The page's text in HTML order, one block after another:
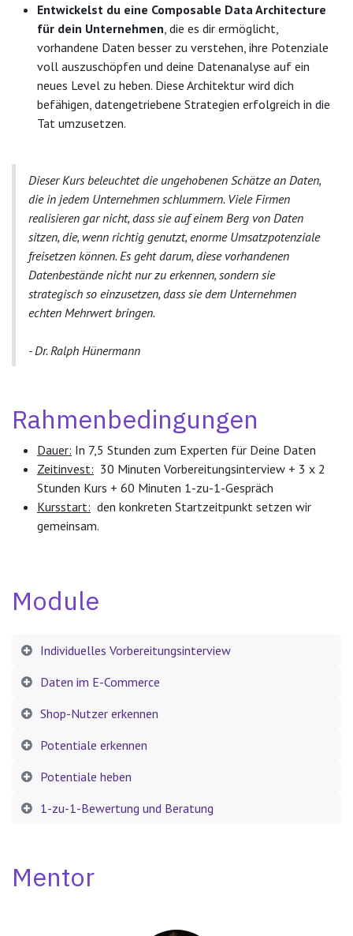
Entwickelst du eine Composable Data Architecture
für dein Unternehmen , die es dir ermöglicht,
vorhandene Daten besser zu verstehen, ihre Potenziale
voll auszuschöpfen und deine Datenanalyse auf ein
neues Level zu heben. Diese Architektur wird dich
befähigen, datengetriebene Strategien erfolgreich in die
Tat umzusetzen.
Dieser Kurs beleuchtet die ungehobenen Schätze an Daten,
die in jedem Unternehmen schlummern. Viele Firmen
realisieren gar nicht, dass sie auf einem Berg von Daten
sitzen, die, wenn richtig genutzt, enorme Umsatzpotenziale
freisetzen können. Es geht darum, diese vorhandenen
Datenbestände nicht nur zu erkennen, sondern sie
strategisch so einzusetzen, dass sie dem Unternehmen
echten Mehrwert bringen.
- Dr. Ralph Hünermann
Rahmenbedingungen
Dauer: In 7,5 Stunden zum Experten für Deine Daten
Zeitinvest: 30 Minuten Vorbereitungsinterview + 3 x 2
Stunden Kurs + 60 Minuten 1-zu-1-Gespräch
Kursstart: den konkreten Startzeitpunkt setzen wir
gemeinsam.
Module​
Individuelles Vorbereitungsinterview
Daten im E-Commerce
Shop-Nutzer erkennen
Potentiale erkennen
Potentiale heben
1-zu-1-Bewertung und Beratung
Mentor